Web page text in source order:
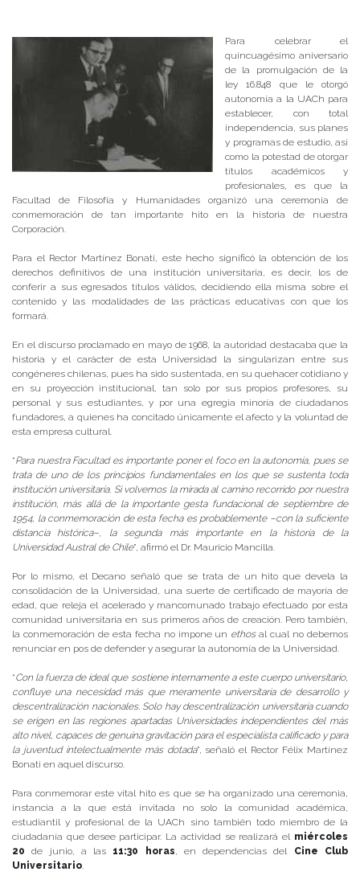
Para celebrar el
quincuagésimo aniversario
de la promulgación de la
ley 16.848 que le otorgó
autonomía a la UACh para
establecer, con total
independencia, sus planes
y programas de estudio, así
como la potestad de otorgar
títulos académicos y
profesionales, es que la
Facultad de Filosofía y Humanidades organizó una ceremonia de
conmemoración de tan importante hito en la historia de nuestra
Corporación.
Para el Rector Martínez Bonati, este hecho significó la obtención de los
derechos definitivos de una institución universitaria, es decir, los de
conferir a sus egresados títulos válidos, decidiendo ella misma sobre el
contenido y las modalidades de las prácticas educativas con que los
formará.
En el discurso proclamado en mayo de 1968, la autoridad destacaba que la
historia y el carácter de esta Universidad la singularizan entre sus
congéneres chilenas, pues ha sido sustentada, en su quehacer cotidiano y
en su proyección institucional, tan solo por sus propios profesores, su
personal y sus estudiantes, y por una egregia minoría de ciudadanos
fundadores, a quienes ha concitado únicamente el afecto y la voluntad de
esta empresa cultural.
“Para nuestra Facultad es importante poner el foco en la autonomía, pues se
trata de uno de los principios fundamentales en los que se sustenta toda
institución universitaria. Si volvemos la mirada al camino recorrido por nuestra
institución, más allá de la importante gesta fundacional de septiembre de
1954, la conmemoración de esta fecha es probablemente –con la suficiente
distancia histórica–, la segunda más importante en la historia de la
Universidad Austral de Chile”, afirmó el Dr. Mauricio Mancilla.
Por lo mismo, el Decano señaló que se trata de un hito que devela la
consolidación de la Universidad, una suerte de certificado de mayoría de
edad, que releja el acelerado y mancomunado trabajo efectuado por esta
comunidad universitaria en sus primeros años de creación. Pero también,
la conmemoración de esta fecha no impone un ethosal cual no debemos
renunciar en pos de defender y asegurar la autonomía de la Universidad.
“Con la fuerza de ideal que sostiene internamente a este cuerpo universitario,
confluye una necesidad más que meramente universitaria de desarrollo y
descentralización nacionales. Solo hay descentralización universitaria cuando
se erigen en las regiones apartadas Universidades independientes del más
alto nivel, capaces de genuina gravitación para el especialista calificado y para
la juventud intelectualmente más dotada”, señaló el Rector Félix Martínez
Bonati en aquel discurso.
Para conmemorar este vital hito es que se ha organizado una ceremonia,
instancia a la que está invitada no solo la comunidad académica,
estudiantil y profesional de la UACh sino también todo miembro de la
ciudadanía que desee participar. La actividad se realizará el miércoles
20 de junio, a las 11:30 horas, en dependencias del Cine Club
Universitario.